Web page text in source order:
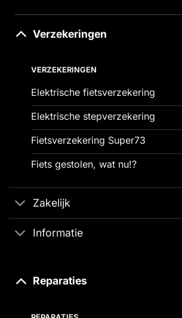
Verzekeringen
VERZEKERINGEN
Elektrische fietsverzekering
Elektrische stepverzekering
Fietsverzekering Super73
Fiets gestolen, wat nu!?
Zakelijk
Informatie
Reparaties